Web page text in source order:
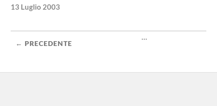
13 Luglio 2003
← PRECEDENTE
...